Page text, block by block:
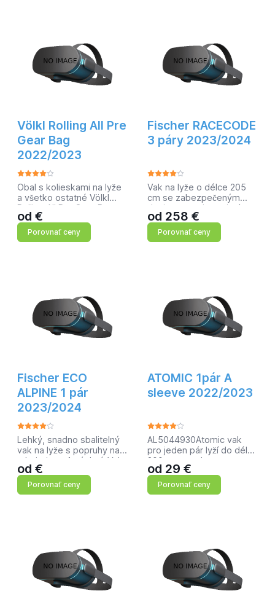
Völkl Rolling All Pre
Gear Bag
2022/2023
Obal s kolieskami na lyže
a všetko ostatné Völkl
Rolling All Pre Gear Bag
200cm. Obal s kolieskami
na lyže a všetko ostatné
Völkl Rolling All Pre Gear
od €
Porovnať ceny
Fischer RACECODE
3 páry 2023/2024
Vak na lyže o délce 205
cm se zabezpečeným
designem pojme tři páry
lyží. Dvojitý zip a
kompresní popruhy udržují
věci v bezpečí se
od 258 €
Porovnať ceny
Fischer ECO
ALPINE 1 pár
2023/2024
Lehký, snadno sbalitelný
vak na lyže s popruhy na
rukojeti pro 1 pár lyží. Vak
je dlouhý 190 cm. Dvojitý
zip poskytuje snadný
přístup v případě potřeby.
od €
Porovnať ceny
ATOMIC 1pár A
sleeve 2022/2023
AL5044930Atomic vak
pro jeden pár lyží do délky
200cmpopruh přes
ramenorozměry 205x34x1
cmhmotnost 310gbarva
černá/šedá
od 29 €
Porovnať ceny